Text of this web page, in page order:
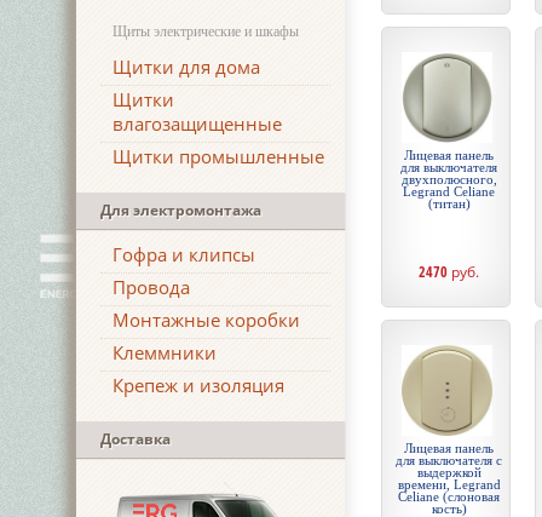
Щиты электрические и шкафы
Щитки для дома
Щитки
влагозащищенные
Щитки промышленные
Для электромонтажа
Гофра и клипсы
Провода
Монтажные коробки
Клеммники
Крепеж и изоляция
Доставка
Лицевая панель
для выключателя
двухполюсного,
Legrand Celiane
(титан)
2470 руб.
Лицевая панель
для выключателя с
выдержкой
времени, Legrand
Celiane (слоновая
кость)